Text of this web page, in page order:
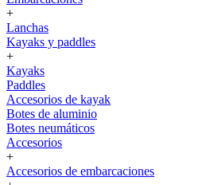
+
Lanchas
Kayaks y paddles
+
Kayaks
Paddles
Accesorios de kayak
Botes de aluminio
Botes neumáticos
Accesorios
+
Accesorios de embarcaciones